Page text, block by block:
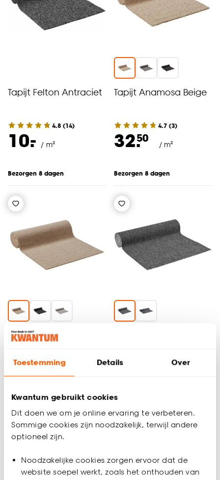
Toestemming Details Over
Kwantum gebruikt cookies
Dit doen we om je online ervaring te verbeteren.
Sommige cookies zijn noodzakelijk, terwijl andere
optioneel zijn.
Noodzakelijke cookies zorgen ervoor dat de
website soepel werkt, zoals het onthouden van
Tapijt Felton Antraciet
4.8 (14)
10.
- / m²
Bezorgen 8 dagen
Tapijt Anamosa Beige
4.7 (3)
32.50
/ m²
Bezorgen 8 dagen
Tapijt Alamance Taupe
3)
28.
-
Bezorgen 8 dagen Bezorgen 8 dagen